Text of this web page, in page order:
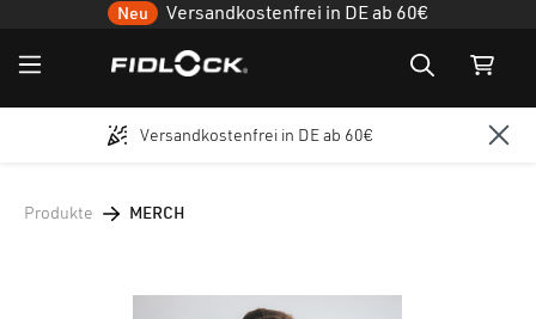
Zum Hauptinhalt springen
Neu Versandkostenfrei in DE ab 60€
Versandkostenfrei in DE ab 60€
Produkte MERCH
Bildergalerie überspringen